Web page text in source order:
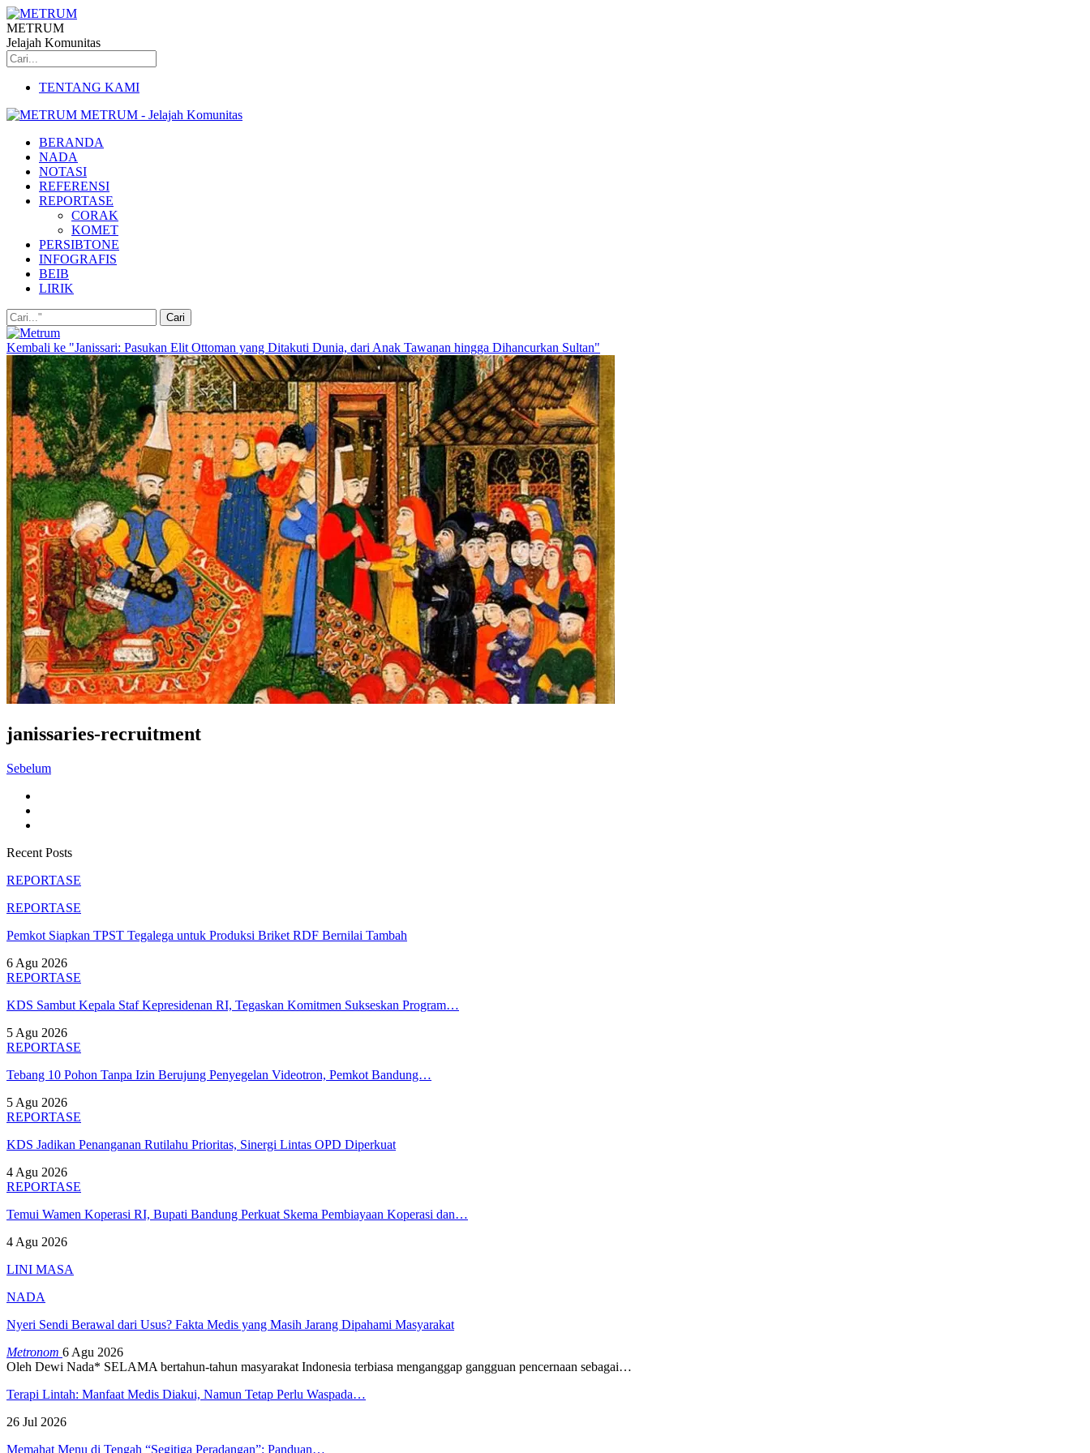
METRUM
Jelajah Komunitas
TENTANG KAMI
METRUM - Jelajah Komunitas
BERANDA
NADA
NOTASI
REFERENSI
REPORTASE
CORAK
KOMET
PERSIBTONE
INFOGRAFIS
BEIB
LIRIK
Kembali ke "Janissari: Pasukan Elit Ottoman yang Ditakuti Dunia, dari Anak Tawanan hingga Dihancurkan Sultan"
janissaries-recruitment
Sebelum
Recent Posts
REPORTASE
REPORTASE
Pemkot Siapkan TPST Tegalega untuk Produksi Briket RDF Bernilai Tambah
6 Agu 2026
REPORTASE
KDS Sambut Kepala Staf Kepresidenan RI, Tegaskan Komitmen Sukseskan Program…
5 Agu 2026
REPORTASE
Tebang 10 Pohon Tanpa Izin Berujung Penyegelan Videotron, Pemkot Bandung…
5 Agu 2026
REPORTASE
KDS Jadikan Penanganan Rutilahu Prioritas, Sinergi Lintas OPD Diperkuat
4 Agu 2026
REPORTASE
Temui Wamen Koperasi RI, Bupati Bandung Perkuat Skema Pembiayaan Koperasi dan…
4 Agu 2026
LINI MASA
NADA
Nyeri Sendi Berawal dari Usus? Fakta Medis yang Masih Jarang Dipahami Masyarakat
Metronom 6 Agu 2026
Oleh Dewi Nada* SELAMA bertahun-tahun masyarakat Indonesia terbiasa menganggap gangguan pencernaan sebagai…
Terapi Lintah: Manfaat Medis Diakui, Namun Tetap Perlu Waspada…
26 Jul 2026
Memahat Menu di Tengah “Segitiga Peradangan”: Panduan…